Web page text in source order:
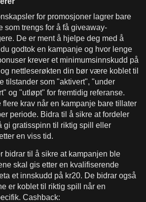
for promosjoner lagrer bare
som trengs for å få giveaway-
De er ment å hjelpe deg med å
godtok en kampanje og hvor lenge
krever et minimumsinnskudd på
nettleserøkten din bør være koblet til
tilstander som "aktivert", "under
og "utløpt" for fremtidig referanse.
flere krav når en kampanje bare tillater
periode. Bidra til å sikre at fordeler
gi gratisspinn til riktig spill eller
en viss tid.
bidrar til å sikre at kampanjen ble
skal gis etter en kvalifiserende
et innskudd på kr20. De bidrar også
er koblet til riktig spill når en
Cashback: